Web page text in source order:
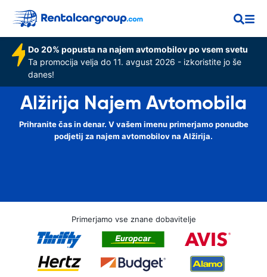
Do 20% popusta na najem avtomobilov po vsem svetu
Ta promocija velja do 11. avgust 2026 - izkoristite jo še
danes!
Alžirija Najem Avtomobila
Prihranite čas in denar. V vašem imenu primerjamo ponudbe
podjetij za najem avtomobilov na Alžirija.
Primerjamo vse znane dobavitelje